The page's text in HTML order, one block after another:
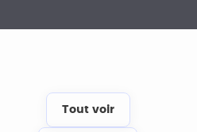
Tout voir